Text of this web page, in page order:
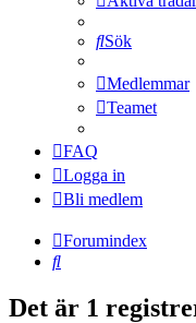
Sök
Medlemmar
Teamet
FAQ
Logga in
Bli medlem
Forumindex
Sök
Det är 1